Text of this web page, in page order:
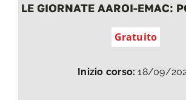
LE GIORNATE AAROI-EMAC:
Gratuito
Inizio corso:18/09/